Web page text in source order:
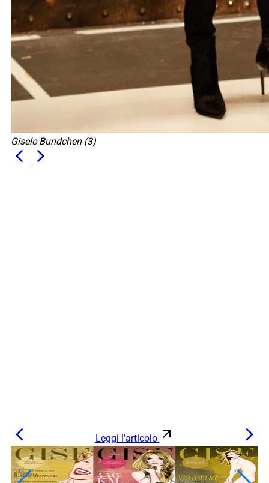
Gisele Bundchen (3)
Leggi l’articolo